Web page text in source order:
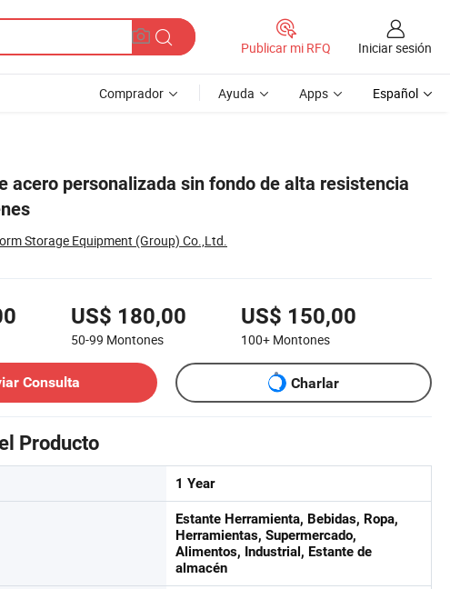
Publicar mi RFQ Iniciar sesión
Comprador Ayuda Apps Español
acero personalizada sin fondo de alta resistencia
Storage Equipment (Group) Co.,Ltd.
US$ 180,00
50-99 Montones
US$ 150,00
100+ Montones
Consulta
Charlar
Producto
1 Year
Estante Herramienta, Bebidas, Ropa,
Herramientas, Supermercado,
Alimentos, Industrial, Estante de
almacén